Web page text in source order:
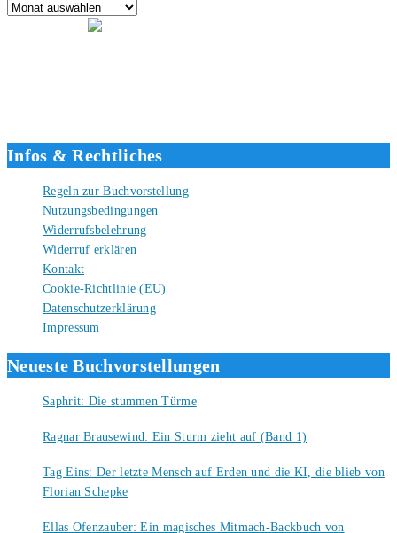
Infos & Rechtliches
Regeln zur Buchvorstellung
Nutzungsbedingungen
Widerrufsbelehrung
Widerruf erklären
Kontakt
Cookie-Richtlinie (EU)
Datenschutzerklärung
Impressum
Neueste Buchvorstellungen
Saphrit: Die stummen Türme
Ragnar Brausewind: Ein Sturm zieht auf (Band 1)
Tag Eins: Der letzte Mensch auf Erden und die KI, die blieb von
Florian Schepke
Ellas Ofenzauber: Ein magisches Mitmach-Backbuch von